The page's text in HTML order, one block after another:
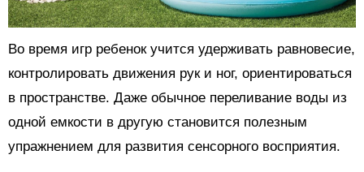
Во время игр ребенок учится удерживать равновесие,
контролировать движения рук и ног, ориентироваться
в пространстве. Даже обычное переливание воды из
одной емкости в другую становится полезным
упражнением для развития сенсорного восприятия.